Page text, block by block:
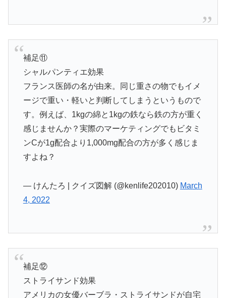
補足⑪
シャルパンティエ効果
フランス医師の名が由来。同じ重さの物でもイメ
ージで重い・軽いと判断してしまうというもので
す。例えば、1kgの綿と1kgの鉄なら鉄の方が重く
感じませんか？実際のマーケティングでもビタミ
ンCが1g配合より1,000mg配合の方が多く感じま
すよね？
— けんたろ | クイズ図解 (@kenlife202010) March
4, 2022
補足⑫
ストライサンド効果
アメリカの女優バーブラ・ストライサンドが自宅